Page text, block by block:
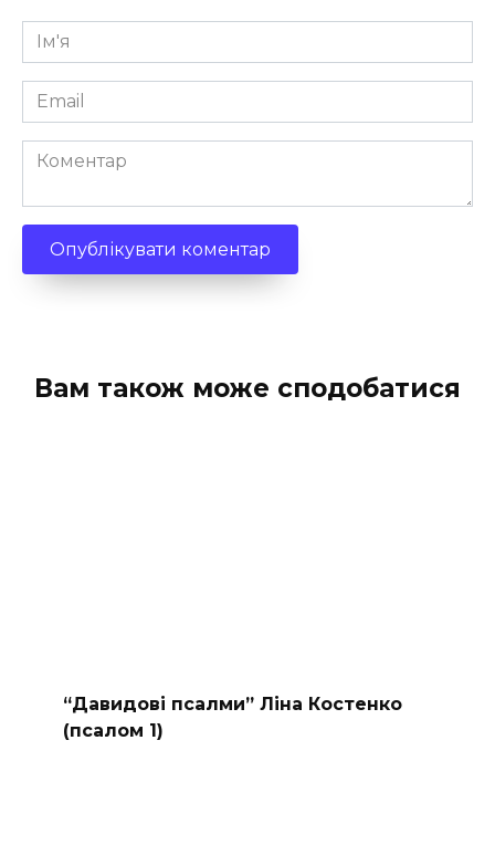
Ім'я
*
Email
*
Коментар
Вам також може сподобатися
“Давидові псалми” Ліна Костенко
(псалом 1)